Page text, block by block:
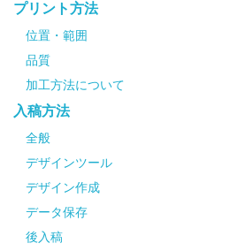
プリント方法
位置・範囲
品質
加工方法について
入稿方法
全般
デザインツール
デザイン作成
データ保存
後入稿